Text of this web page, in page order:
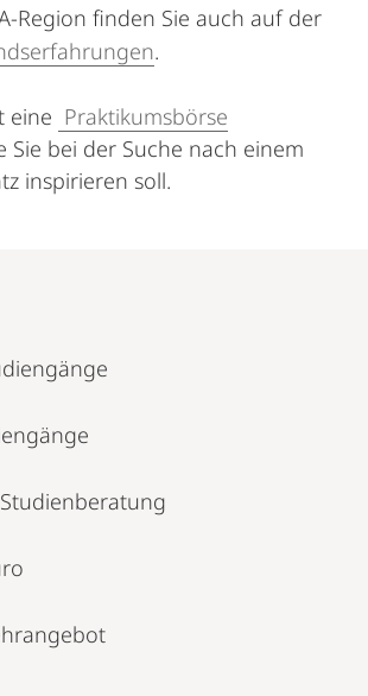
Region finden Sie auch auf der
.
eine Praktikumsbörse
Sie bei der Suche nach einem
inspirieren soll.